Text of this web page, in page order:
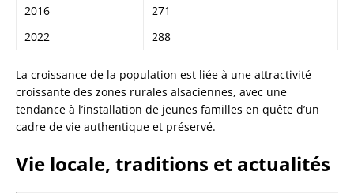
2016
271
2022
288
La croissance de la population est liée à une attractivité
croissante des zones rurales alsaciennes, avec une
tendance à l’installation de jeunes familles en quête d’un
cadre de vie authentique et préservé.
Vie locale, traditions et actualités